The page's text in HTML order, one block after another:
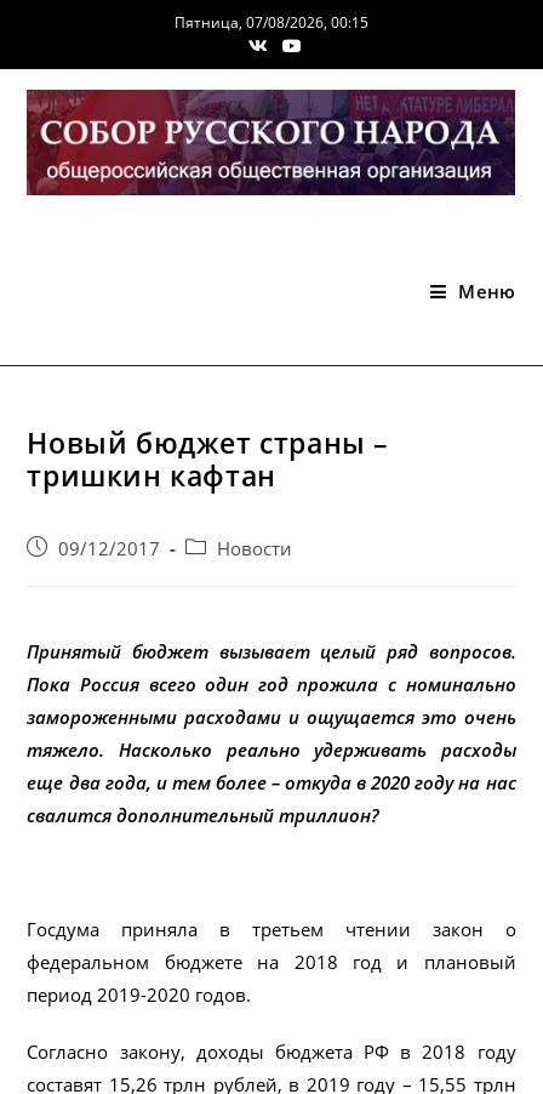
содержимому
Пятница, 07/08/2026, 00:15
Меню
Новый бюджет страны –
тришкин кафтан
Запись09/12/2017
PostНовости
Принятый бюджет вызывает целый ряд вопросов.
Пока Россия всего один год прожила с номинально
замороженными расходами и ощущается это очень
тяжело. Насколько реально удерживать расходы
еще два года, и тем более – откуда в 2020 году на нас
свалится дополнительный триллион?
Госдума приняла в третьем чтении закон о
федеральном бюджете на 2018 год и плановый
период 2019-2020 годов.
Согласно закону, доходы бюджета РФ в 2018 году
составят 15,26 трлн рублей, в 2019 году – 15,55 трлн